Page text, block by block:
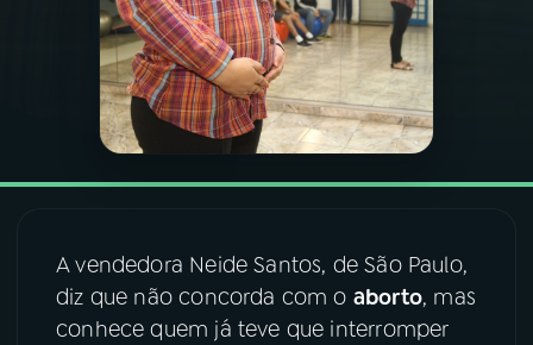
PODCASTS
VIDEOCASTS
08 FESTIVAL DE MÚSICA
A vendedora Neide Santos, de São Paulo,
diz que não concorda com o aborto, mas
conhece quem já teve que interromper